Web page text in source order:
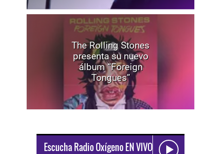
The Rolling Stones
presenta su nuevo
álbum “Foreign
Tongues”
Escucha Radio Oxígeno EN VIVO